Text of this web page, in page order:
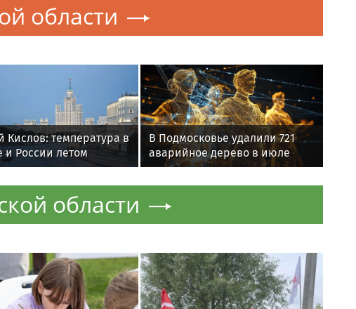
комплексного
территорий
области
Кислов: температура в
и России летом
необычным
В Подмосковье удалили 721
аварийное дерево в июле
области